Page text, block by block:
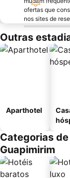
ofertas que
nos sites de
Outras
Aparthotel
Categorias
Guapimirim